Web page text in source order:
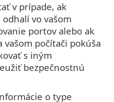
v prípade, ak
vo vašom
portov alebo ak
vašom počítači pokúša
s iným
bezpečnostnú
o type